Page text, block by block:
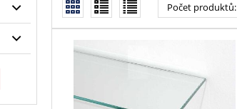
Počet produktů: